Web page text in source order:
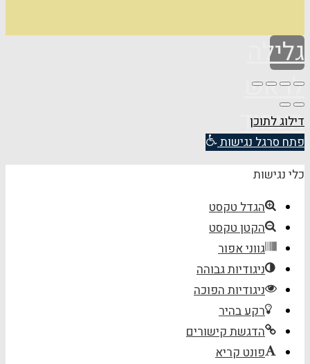
גלילה
לראש
העמוד
דילוג לתוכן
פתח סרגל נגישות
כלי נגישות
הגדל טקסט
הקטן טקסט
גווני אפור
ניגודיות גבוהה
ניגודיות הפוכה
רקע בהיר
הדגשת קישורים
פונט קריא